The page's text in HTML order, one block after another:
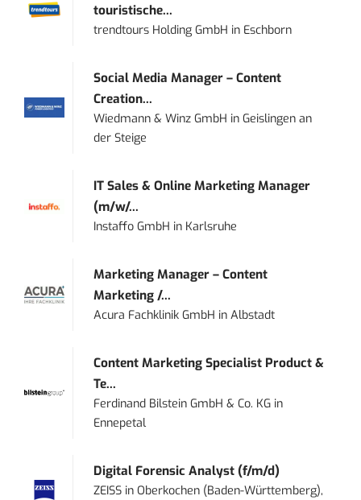
touristische...
trendtours Holding GmbH in Eschborn
Social Media Manager – Content
Creation...
Wiedmann & Winz GmbH inGeislingen an
der Steige
IT Sales & Online Marketing Manager
(m/w/...
Instaffo GmbH in Karlsruhe
Marketing Manager – Content
Marketing /...
Acura Fachklinik GmbH inAlbstadt
Content Marketing Specialist Product &
Te...
Ferdinand Bilstein GmbH & Co. KG in
Ennepetal
Digital Forensic Analyst (f/m/d)
ZEISS inOberkochen (Baden-Württemberg),